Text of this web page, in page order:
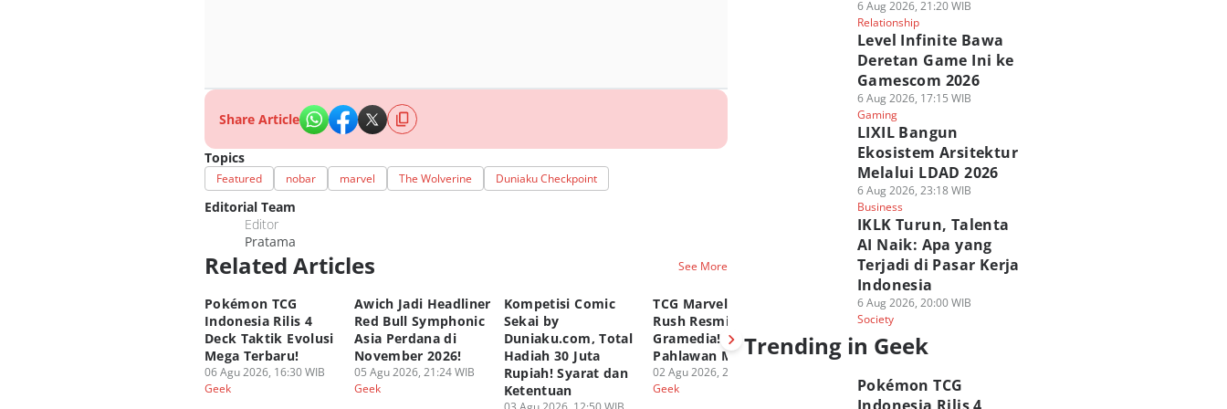
Share Article
Topics
Featured nobar marvel The Wolverine Duniaku Checkpoint
Editorial Team
Editor
Pratama
Related Articles See More
Pokémon TCG
Indonesia Rilis 4
Deck Taktik Evolusi
Mega Terbaru!
06 Agu 2026, 16:30 WIB
Geek
Awich Jadi Headliner
Red Bull Symphonic
Asia Perdana di
November 2026!
05 Agu 2026, 21:24 WIB
Geek
Kompetisi Comic
Sekai by
Duniaku.com, Total
Hadiah 30 Juta
Rupiah! Syarat dan
Ketentuan
TCG Marvel Hero
Rush Resmi Hadir di
Gramedia! Brewek
Pahlawan Marvel!
02 Agu 2026, 21:05 WIB
Geek
[QUIZ] Seberapa
Wibu Kamu? Uji
Lewat Kuis Ini
02 Agu 2026, 20:45 WIB
ASICS Hadirkan Pop
Geek
6 Aug 2026, 21:20 WIB
Relationship
Level Infinite Bawa
Deretan Game Ini ke
Gamescom 2026
6 Aug 2026, 17:15 WIB
Gaming
LIXIL Bangun
Ekosistem Arsitektur
Melalui LDAD 2026
6 Aug 2026, 23:18 WIB
Business
IKLK Turun, Talenta
AI Naik: Apa yang
Terjadi di Pasar Kerja
Indonesia
6 Aug 2026, 20:00 WIB
Society
Trending in Geek
Pokémon TCG